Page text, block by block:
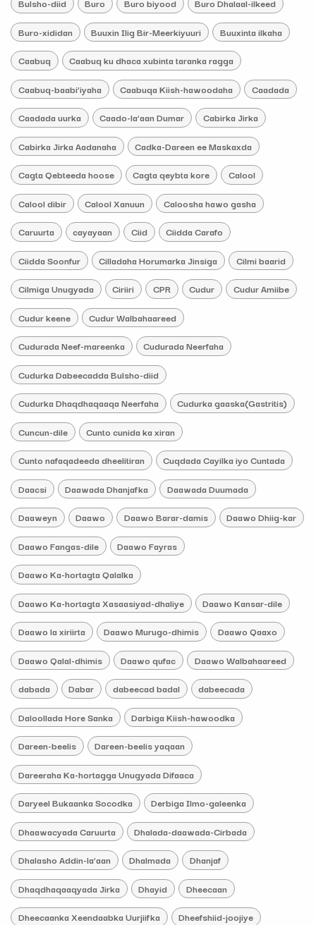
Bulsho-diid Buro Buro biyood Buro Dhalaal-ilkeed
Buro-xididan Buuxin Ilig Bir-Meerkiyuuri Buuxinta ilkaha
Caabuq Caabuq ku dhaca xubinta taranka ragga
Caabuq-baabi’iyaha Caabuqa Kiish-hawoodaha Caadada
Caadada uurka Caado-la’aan Dumar Cabirka Jirka
Cabirka Jirka Aadanaha Cadka-Dareen ee Maskaxda
Cagta Qebteeda hoose Cagta qeybta kore Calool
Calool dibir Calool Xanuun Caloosha hawo gasha
Caruurta cayayaan Ciid Ciidda Carafo
Ciidda Soonfur Cilladaha Horumarka Jinsiga Cilmi baarid
Cilmiga Unugyada Ciriiri CPR Cudur Cudur Amiibe
Cudur keene Cudur Walbahaareed
Cudurada Neef-mareenka Cudurada Neerfaha
Cudurka Dabeecadda Bulsho-diid
Cudurka Dhaqdhaqaaqa Neerfaha Cudurka gaaska(Gastritis)
Cuncun-dile Cunto cunida ka xiran
Cunto nafaqadeeda dheelitiran Cuqdada Cayilka iyo Cuntada
Daacsi Daawada Dhanjafka Daawada Duumada
Daaweyn Daawo Daawo Barar-damis Daawo Dhiig-kar
Daawo Fangas-dile Daawo Fayras
Daawo Ka-hortagta Qalalka
Daawo Ka-hortagta Xasaasiyad-dhaliye Daawo Kansar-dile
Daawo la xiriirta Daawo Murugo-dhimis Daawo Qaaxo
Daawo Qalal-dhimis Daawo qufac Daawo Walbahaareed
dabada Dabar dabeecad badal dabeecada
Daloollada Hore Sanka Darbiga Kiish-hawoodka
Dareen-beelis Dareen-beelis yaqaan
Dareeraha Ka-hortagga Unugyada Difaaca
Daryeel Bukaanka Socodka Derbiga Ilmo-galeenka
Dhaawacyada Caruurta Dhalada-daawada-Cirbada
Dhalasho Addin-la’aan Dhalmada Dhanjaf
Dhaqdhaqaaqyada Jirka Dhayid Dheecaan
Dheecaanka Xeendaabka Uurjiifka Dheefshiid-joojiye